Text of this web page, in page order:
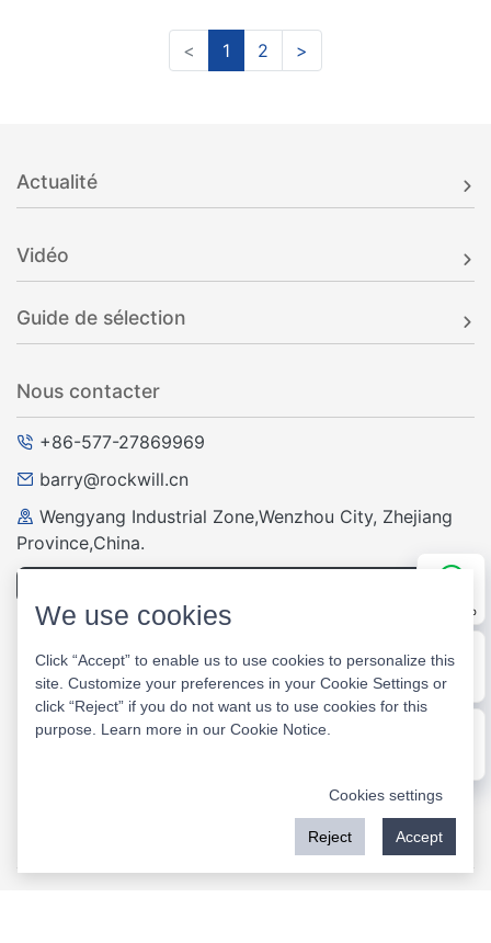
< 1 2 >
Actualité
Vidéo
Guide de sélection
Nous contacter
+86-577-27869969
barry@rockwill.cn
Wengyang Industrial Zone,Wenzhou City, Zhejiang
Province,China.
Site Web
WhatsApp
E-mail
We use cookies
Click “Accept” to enable us to use cookies to personalize this
site. Customize your preferences in your Cookie Settings or
click “Reject” if you do not want us to use cookies for this
purpose. Learn more in our Cookie Notice
Cookies settings
Reject Accept